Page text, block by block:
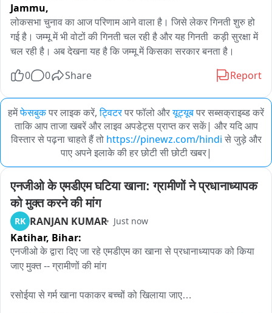
Jammu,
लोकसभा चुनाव का आज परिणाम आने वाला है। जिसे लेकर गिनती शुरु हो
गई है। जम्मू में भी वोटों की गिनती चल रही है और यह गिनती  कड़ी सुरक्षा में
चल रही है। अब देखना यह है कि जम्मू में किसका सरकार बनता है।
0
0 Share Report
हमेंफेसबुकपर लाइक करें, ट्विटरपर फॉलो औरयूट्यूबपर सब्सक्राइब्ड करें
ताकि आप ताजा खबरें और लाइव अपडेट्स प्राप्त कर सकें| और यदि आप
विस्तार से पढ़ना चाहते हैं तो https://pinewz.com/hindi से जुड़े और
पाए अपने इलाके की हर छोटी सी छोटी खबर|
एनजीओ के एमडीएम घटिया खाना: ग्रामीणों ने प्रधानाध्यापक
को मुक्त करने की मांग
RK RANJAN KUMAR Just now
Katihar, Bihar:
एनजीओ के द्वारा दिए जा रहे एमडीएम का खाना से प्रधानाध्यापक को किया
जाए मुक्त -- ग्रामीणों की मांग
रसोईया से गर्म खाना पकाकर बच्चों को खिलाया जाए